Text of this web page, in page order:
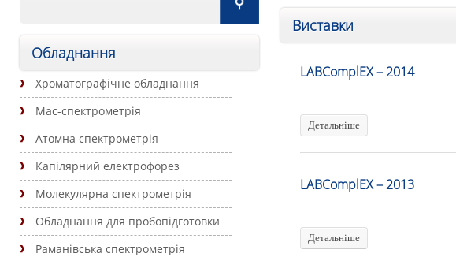
Виставки
LABComplEX – 2014
Детальніше
LABComplEX – 2013
Детальніше
Обладнання
Хроматографічне обладнання
Мас-спектрометрія
Атомна спектрометрія
Капілярний електрофорез
Молекулярна спектрометрія
Обладнання для пробопідготовки
Раманівська спектрометрія